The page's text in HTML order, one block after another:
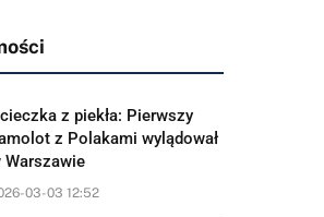
z piekła: Pierwszy
z Polakami wylądował
Warszawie
03-03 12:52